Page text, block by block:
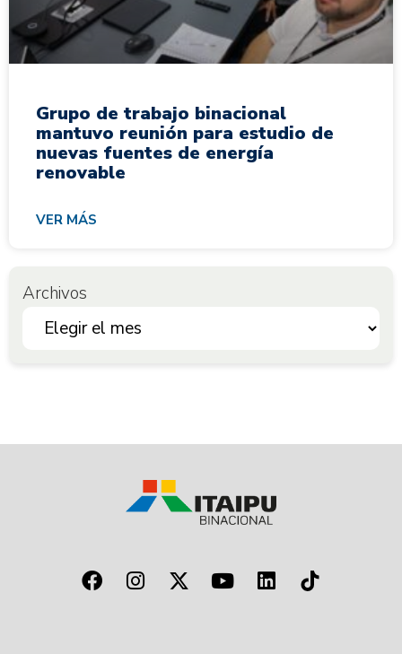
Grupo de trabajo binacional
mantuvo reunión para estudio de
nuevas fuentes de energía
renovable
VER MÁS
Archivos